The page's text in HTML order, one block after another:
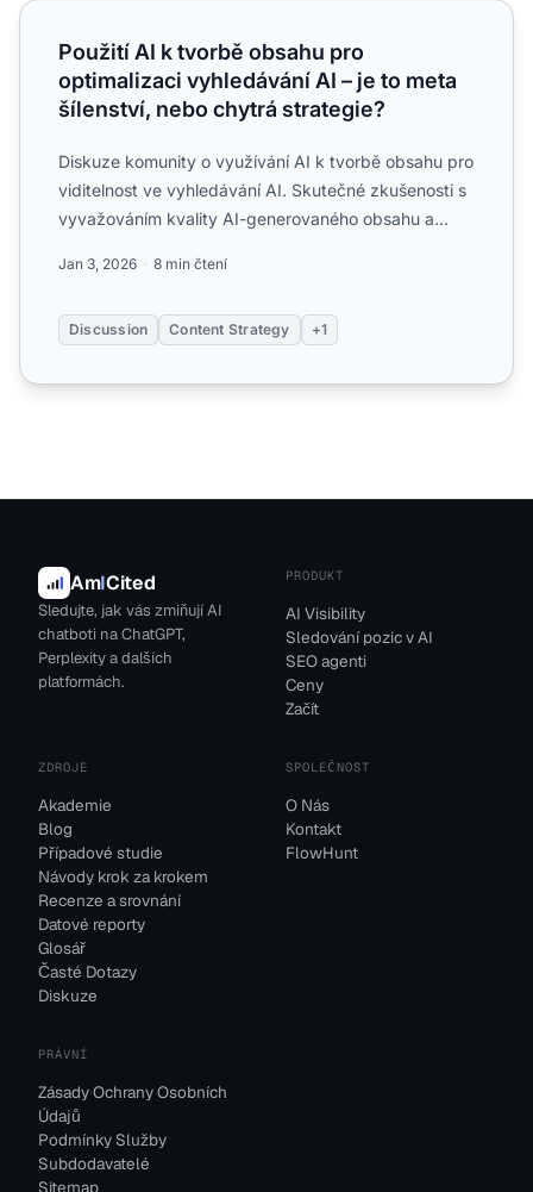
Použití AI k tvorbě obsahu pro optimalizaci vyhledávání
Použití AI k tvorbě obsahu pro
optimalizaci vyhledávání AI – je to meta
šílenství, nebo chytrá strategie?
Diskuze komunity o využívání AI k tvorbě obsahu pro
viditelnost ve vyhledávání AI. Skutečné zkušenosti s
vyvažováním kvality AI-generovaného obsahu a
Jan 3, 2026 8 min čtení
Discussion Content Strategy +1
AmICited
Sledujte, jak vás zmiňují AI
chatboti na ChatGPT,
Perplexity a dalších
platformách.
PRODUKT
AI Visibility
Sledování pozic v AI
SEO agenti
Ceny
Začít
ZDROJE
Akademie
Blog
Případové studie
Návody krok za krokem
Recenze a srovnání
Datové reporty
Glosář
Časté Dotazy
Diskuze
SPOLEČNOST
O Nás
Kontakt
FlowHunt
PRÁVNÍ
Zásady Ochrany Osobních
Údajů
Podmínky Služby
Subdodavatelé
Sitemap